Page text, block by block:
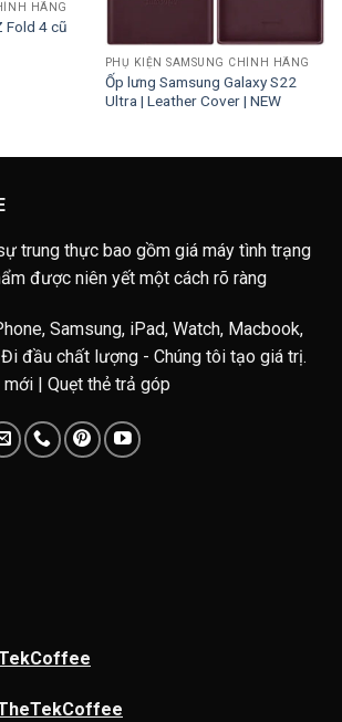
HÃNG
Fold 4 cũ
PHỤ KIỆN SAMSUNG CHÍNH HÃNG
Ốp lưng Samsung Galaxy S22
Ultra | Leather Cover | NEW
trung thực bao gồm giá máy tình trạng
được niên yết một cách rõ ràng
Samsung, iPad, Watch, Macbook,
đầu chất lượng - Chúng tôi tạo giá trị.
| Quẹt thẻ trả góp
TheTekCoffee